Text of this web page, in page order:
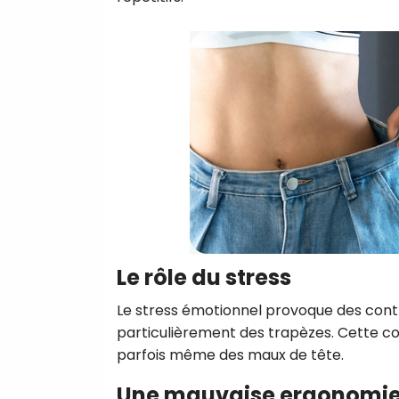
Le rôle du stress
Le stress émotionnel provoque des
particulièrement des trapèzes. Cette
parfois même des maux de tête.